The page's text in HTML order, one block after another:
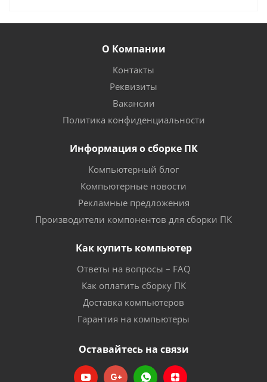
О Компании
Контакты
Реквизиты
Вакансии
Политика конфиденциальности
Информация о сборке ПК
Компьютерный блог
Компьютерные новости
Рекламные предложения
Производители компонентов для сборки ПК
Как купить компьютер
Ответы на вопросы – FAQ
Как оплатить сборку ПК
Доставка компьютеров
Гарантия на компьютеры
Оставайтесь на связи